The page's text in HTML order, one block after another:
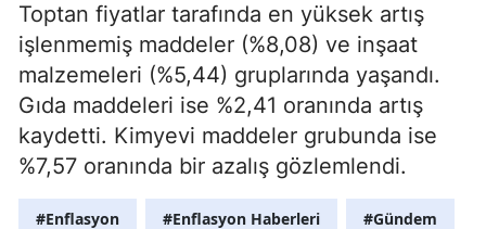
Toptan fiyatlar tarafında en yüksek artış
işlenmemiş maddeler (%8,08) ve inşaat
malzemeleri (%5,44) gruplarında yaşandı.
Gıda maddeleri ise %2,41 oranında artış
kaydetti. Kimyevi maddeler grubunda ise
%7,57 oranında bir azalış gözlemlendi.
#Enflasyon #Enflasyon Haberleri #Gündem